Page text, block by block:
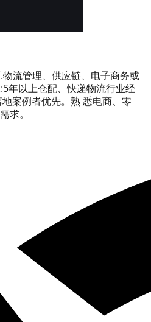
流管理、供应链、电子商务或
年以上仓配、快递物流行业经
案例者优先。熟 悉电商、零
求。